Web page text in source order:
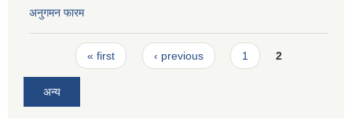
अनुगमन फारम
Pages« first ‹ previous 1 2
अन्य